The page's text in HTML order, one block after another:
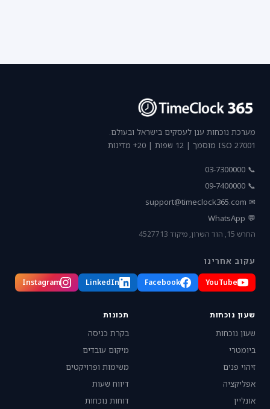
מערכת נוכחות ענן לעסקים בישראל ובעולם.
ISO 27001 מוסמך | 12 שפות | 20+ מדינות
📞 03-7300000
📞 09-7400000
✉
support@timeclock365.com
💬 WhatsApp
החרש 15, הוד השרון, מיקוד 4527713
עקוב אחרינו
YouTube
Facebook
LinkedIn
Instagram
שעון נוכחות
שעון נוכחות
ביומטרי
זיהוי פנים
אפליקציה
אונליין
תכונות
בקרת כניסה
מיקום עובדים
משימות ופרויקטים
דיווח שעות
דוחות נוכחות